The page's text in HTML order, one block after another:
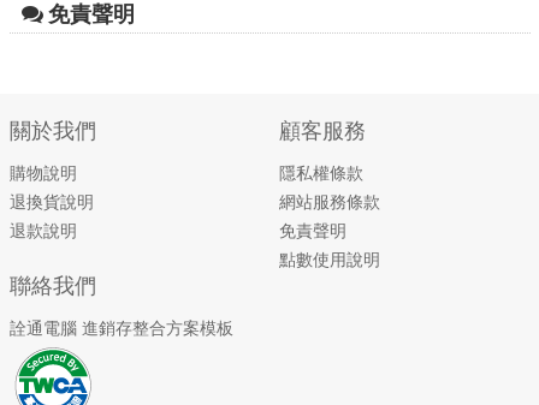
免責聲明
關於我們
購物說明
退換貨說明
退款說明
顧客服務
隱私權條款
網站服務條款
免責聲明
點數使用說明
聯絡我們
詮通電腦 進銷存整合方案模板